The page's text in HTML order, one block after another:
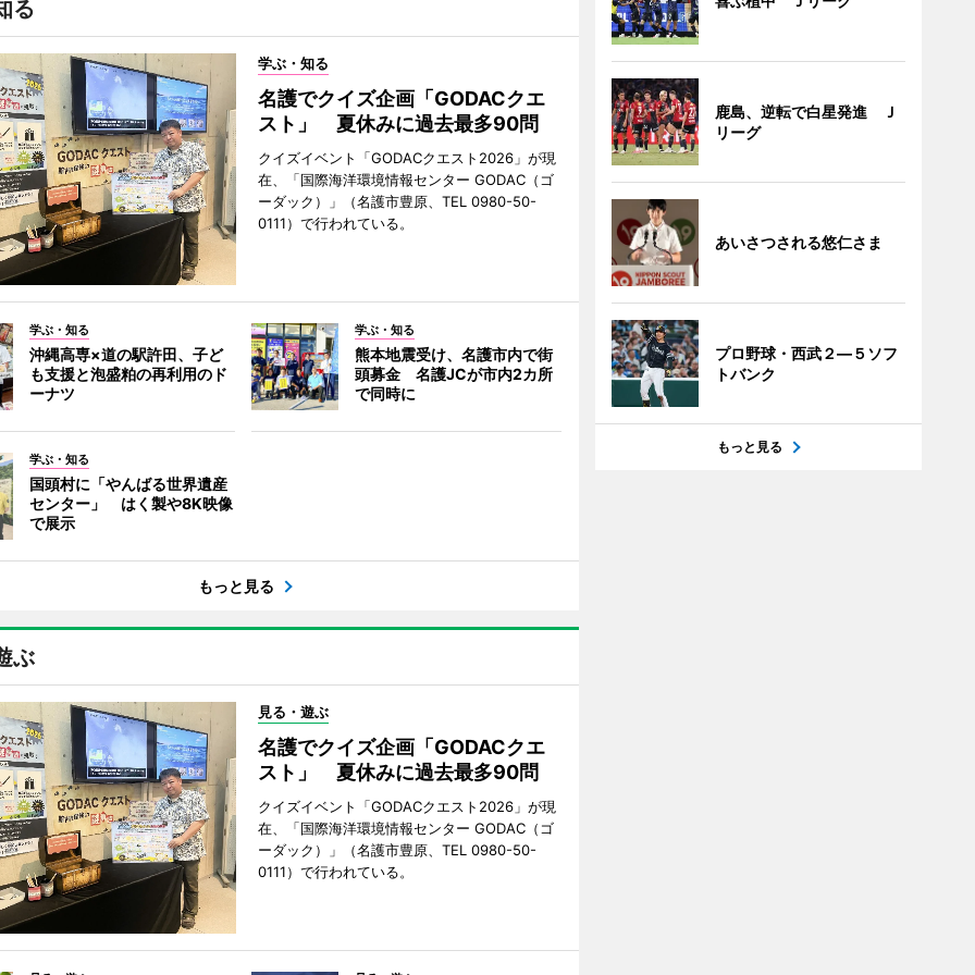
る
学ぶ・知る
名護でクイズ企画「GODACクエ
スト」 夏休みに過去最多90問
クイズイベント「GODACクエスト2026」が現
在、「国際海洋環境情報センター GODAC（ゴ
ーダック）」（名護市豊原、TEL 0980-50-
0111）で行われている。
学ぶ・知る
沖縄高専×道の駅許田、子ど
も支援と泡盛粕の再利用のド
ーナツ
学ぶ・知る
熊本地震受け、名護市内で街
頭募金 名護JCが市内2カ所
で同時に
学ぶ・知る
国頭村に「やんばる世界遺産
センター」 はく製や8K映像
で展示
もっと見る
ぶ
見る・遊ぶ
名護でクイズ企画「GODACクエ
スト」 夏休みに過去最多90問
クイズイベント「GODACクエスト2026」が現
在、「国際海洋環境情報センター GODAC（ゴ
ーダック）」（名護市豊原、TEL 0980-50-
0111）で行われている。
鹿島、逆転で白星発進 Ｊ
リーグ
あいさつされる悠仁さま
プロ野球・西武２―５ソフ
トバンク
もっと見る